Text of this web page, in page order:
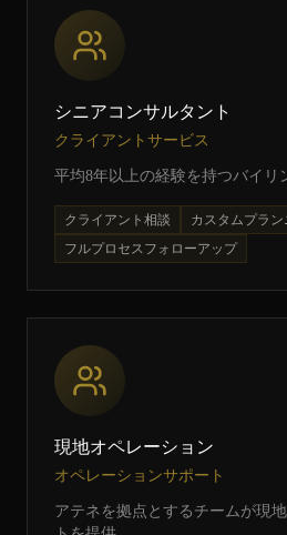
シニアコンサルタント
クライアントサービス
平均8年以上の経験を持つバイリ
クライアント相談
カスタムプラン
フルプロセスフォローアップ
現地オペレーション
オペレーションサポート
アテネを拠点とするチームが現